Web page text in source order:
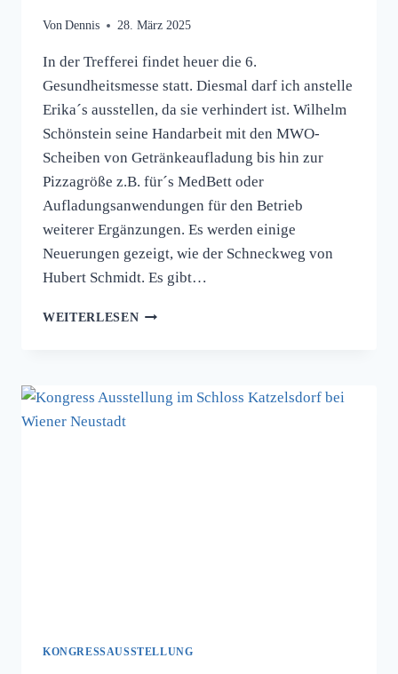
Von Dennis 28. März 2025
In der Trefferei findet heuer die 6.
Gesundheitsmesse statt. Diesmal darf ich anstelle
Erika´s ausstellen, da sie verhindert ist. Wilhelm
Schönstein seine Handarbeit mit den MWO-
Scheiben von Getränkeaufladung bis hin zur
Pizzagröße z.B. für´s MedBett oder
Aufladungsanwendungen für den Betrieb
weiterer Ergänzungen. Es werden einige
Neuerungen gezeigt, wie der Schneckweg von
Hubert Schmidt. Es gibt…
WEITERLESEN
KONGRESSAUSSTELLUNG